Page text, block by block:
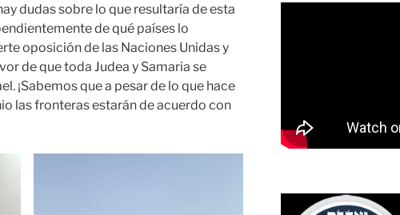
dudas sobre lo que resultaría de esta
de qué países lo
oposición de las Naciones Unidas y
de que toda Judea y Samaria se
¡Sabemos que a pesar de lo que hace
las fronteras estarán de acuerdo con